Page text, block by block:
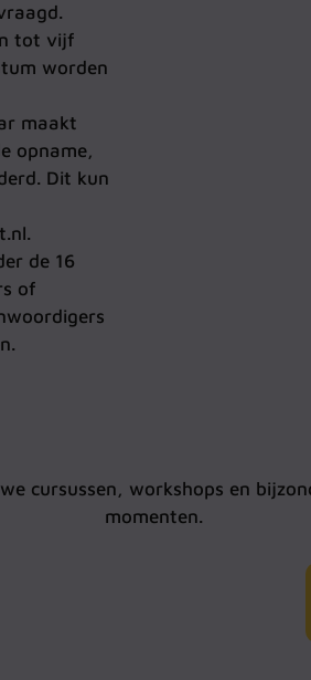
tot vijf
worden
maakt
opname,
Dit kun
de 16
of
cursussen, workshops en
momenten.